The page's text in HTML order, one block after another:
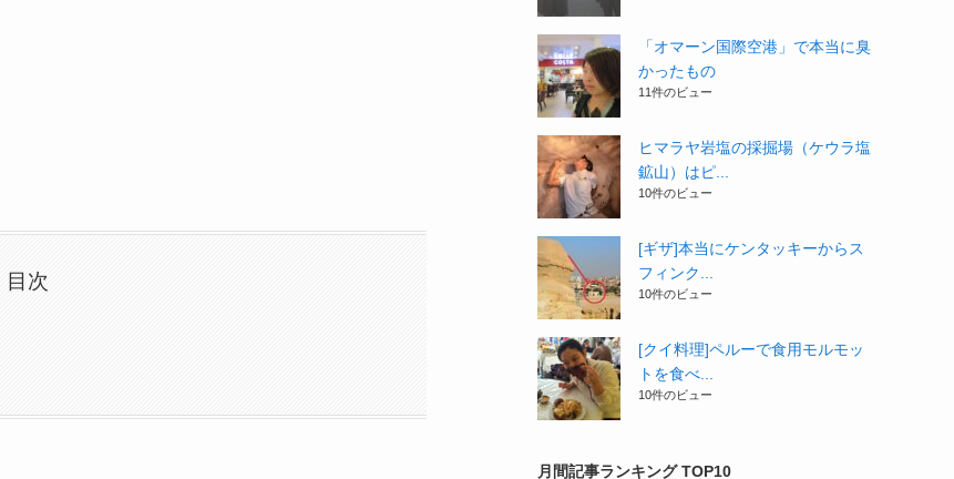
目次
「オマーン国際空港」で本当に臭
かったもの
11件のビュー
ヒマラヤ岩塩の採掘場（ケウラ塩
鉱山）はピ...
10件のビュー
[ギザ]本当にケンタッキーからス
フィンク...
10件のビュー
[クイ料理]ペルーで食用モルモッ
トを食べ...
10件のビュー
月間記事ランキング TOP10